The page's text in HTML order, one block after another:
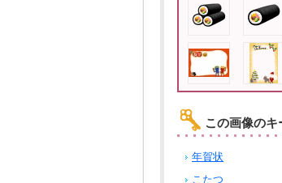
この画像のキ
年賀状
こたつ